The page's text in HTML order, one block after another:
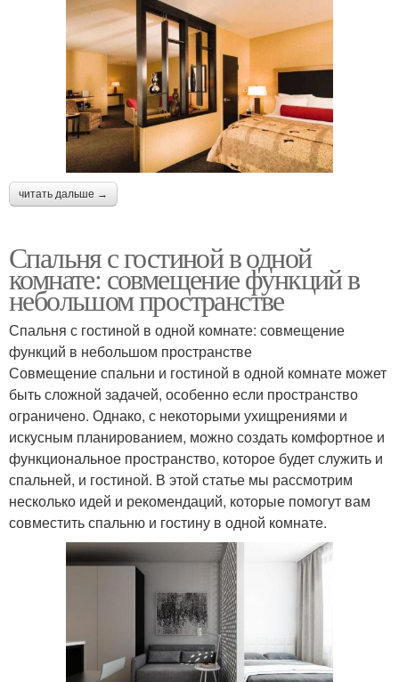
читать дальше →
Спальня с гостиной в одной
комнате: совмещение функций в
небольшом пространстве
Спальня с гостиной в одной комнате: совмещение
функций в небольшом пространстве
Совмещение спальни и гостиной в одной комнате может
быть сложной задачей, особенно если пространство
ограничено. Однако, с некоторыми ухищрениями и
искусным планированием, можно создать комфортное и
функциональное пространство, которое будет служить и
спальней, и гостиной. В этой статье мы рассмотрим
несколько идей и рекомендаций, которые помогут вам
совместить спальню и гостину в одной комнате.